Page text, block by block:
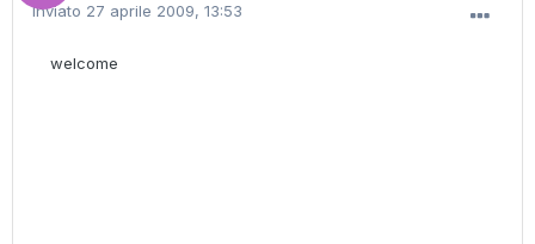
Inviato 27 aprile 2009, 13:53
welcome